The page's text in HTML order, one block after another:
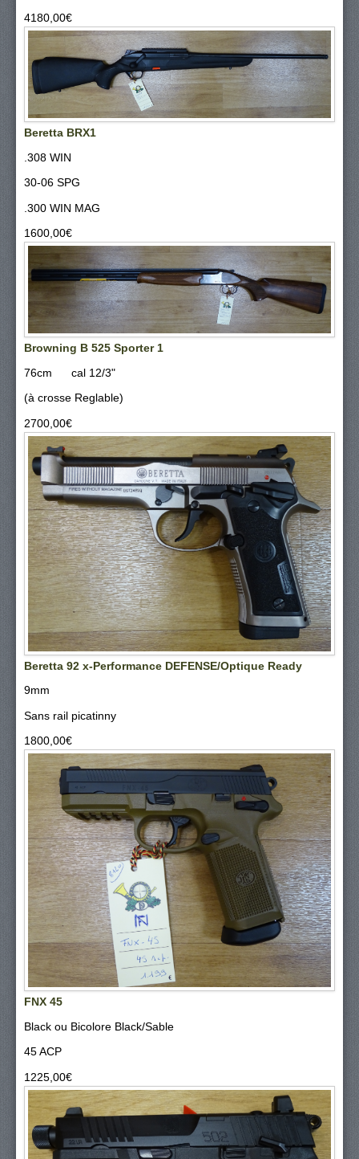
4180,00‎€
Beretta BRX1
.308 WIN
30-06 SPG
.300 WIN MAG
1600,00‎€
Browning B 525 Sporter 1
76cm cal 12/3"
(à crosse Reglable)
2700,00‎€
Beretta 92 x-Performance DEFENSE/Optique Ready
9mm
Sans rail picatinny
1800,00‎€
FNX 45
Black ou Bicolore Black/Sable
45 ACP
1225,00‎€